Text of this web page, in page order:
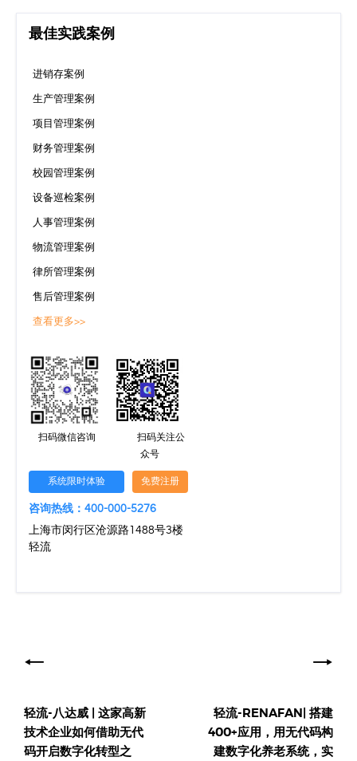
最佳实践案例
进销存案例
生产管理案例
项目管理案例
财务管理案例
校园管理案例
设备巡检案例
人事管理案例
物流管理案例
律所管理案例
售后管理案例
查看更多>>
扫码微信咨询
扫码关注公
众号
系统限时体验 免费注册
咨询热线：400-000-5276
上海市闵行区沧源路1488号3楼
轻流
章
导
航轻流-八达威 | 这家高新
技术企业如何借助无代
码开启数字化转型之
轻流-RENAFAN| 搭建
400+应用，用无代码构
建数字化养老系统，实